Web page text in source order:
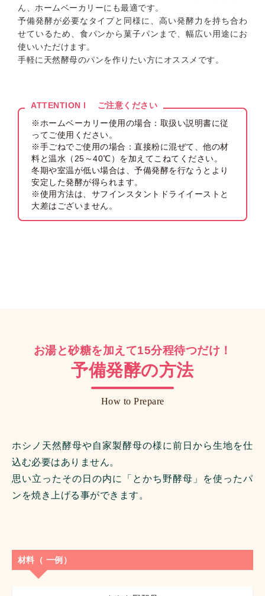
ん、ホームベーカリーにも最適です。
予備発酵が必要なタイプと同様に、高い発酵力を持ち合わ
せているため、食パンから菓子パンまで、幅広い用途にお
使いいただけます。
手軽に天然酵母のパンを作りたい方にオススメです。
ATTENTION l ご注意ください
※ホームベーカリー使用の場合：取扱い説明書に従
ってご使用ください。
※手ごねでご使用の場合：直接粉に混ぜて、他の材
料と温水（25～40℃）を加えてこねてください。
冬期や室温が低い場合は、予備発酵を行なうとより
安定した発酵が得られます。
※使用方法は、サフインスタントドライイーストと
大差はございません。
お湯と砂糖を加えて15分程待つだけ！
予備発酵の方法
How to Prepare
ホシノ天然酵母や自家製酵母の様に前日から生地を仕
込む必要はありません。
思い立ったその日の内に「とかち野酵母」を使ったパ
ンを焼き上げる事ができます。
材料（ 一例）